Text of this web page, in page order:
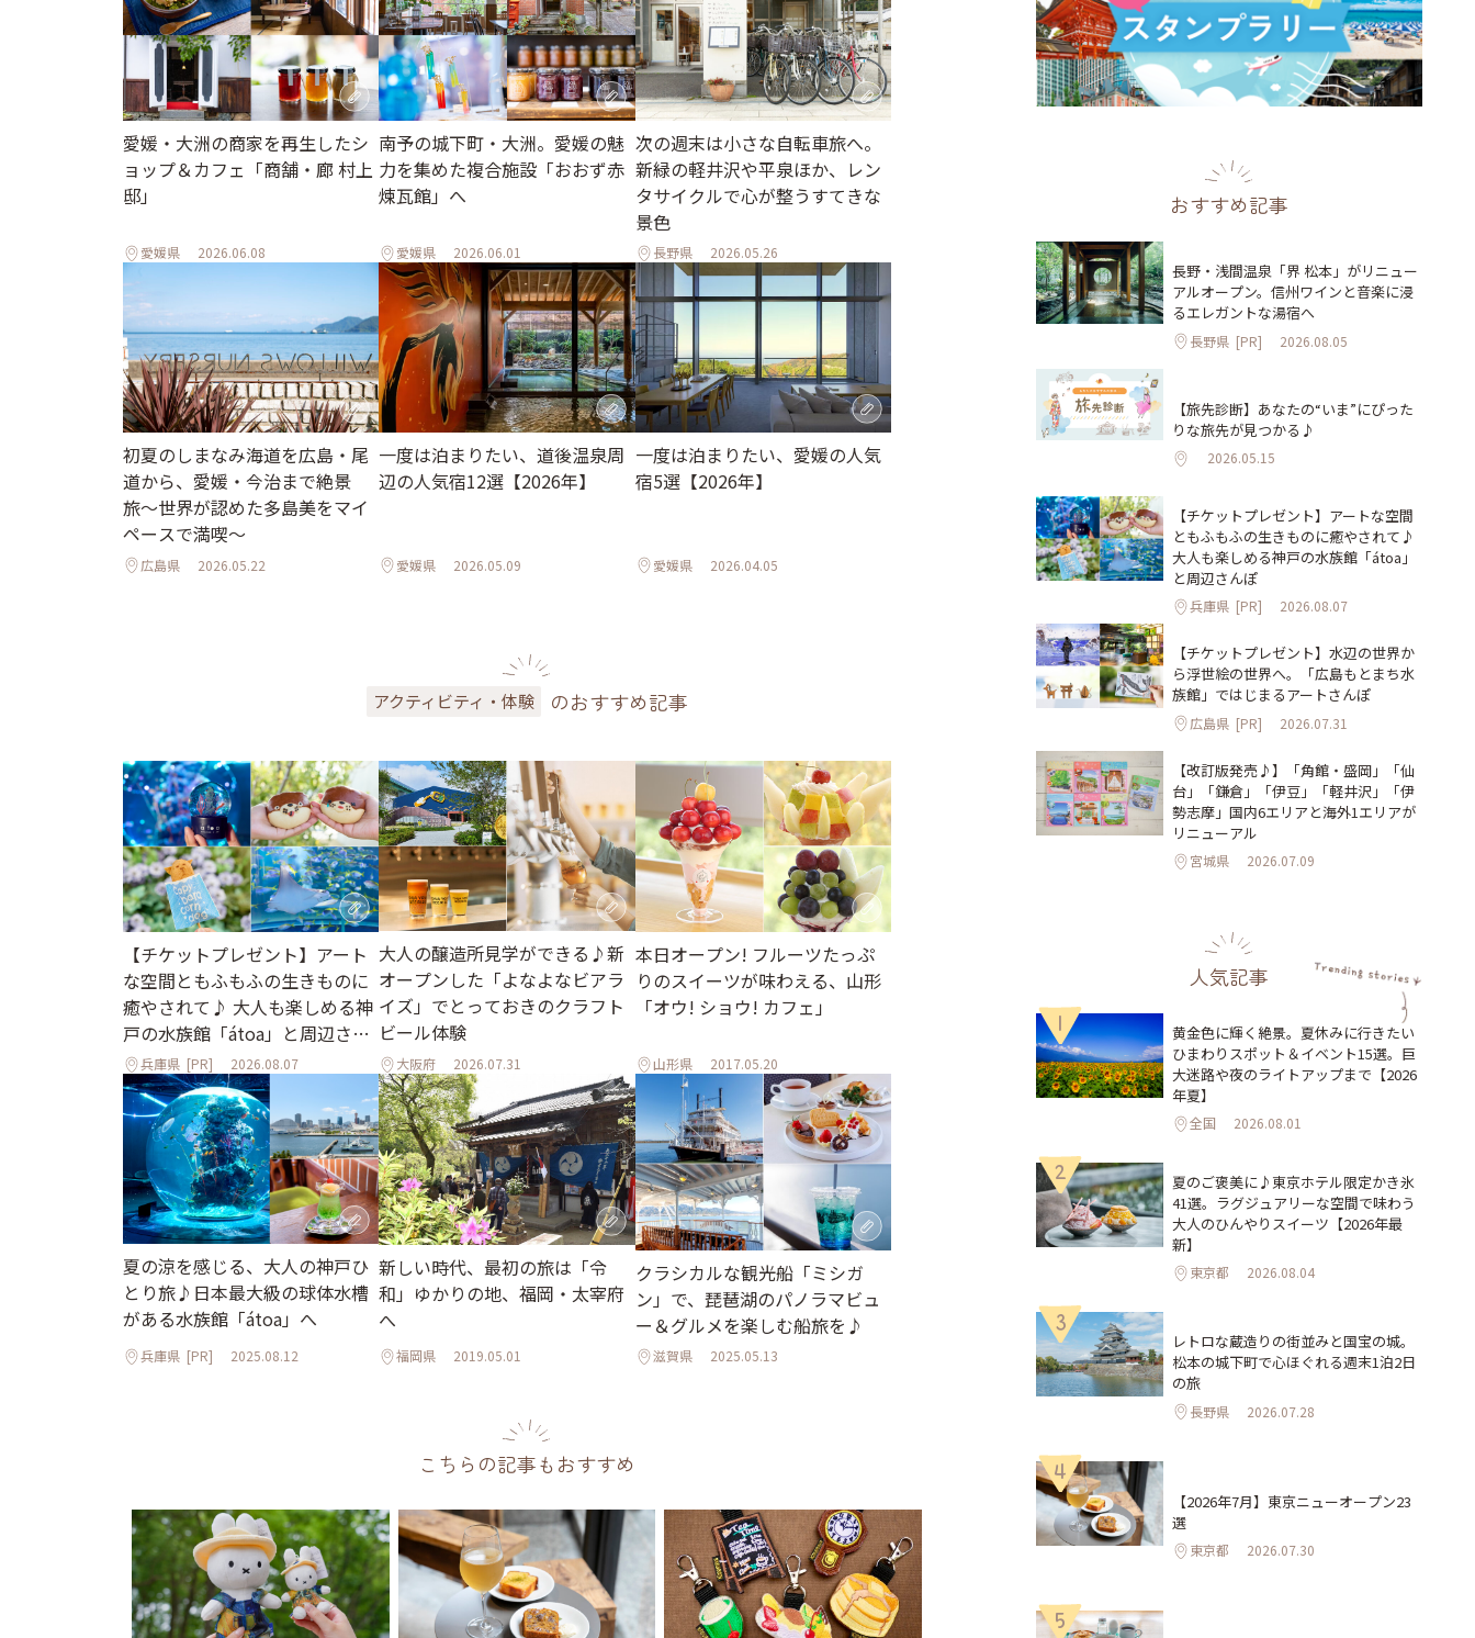
愛媛・大洲の商家を再生したシ
ョップ＆カフェ「商舗・廊 村上
邸」
愛媛県 2026.06.08
南予の城下町・大洲。愛媛の魅
力を集めた複合施設「おおず赤
煉瓦館」へ
愛媛県 2026.06.01
次の週末は小さな自転車旅へ。
新緑の軽井沢や平泉ほか、レン
タサイクルで心が整うすてきな
景色
長野県 2026.05.26
初夏のしまなみ海道を広島・尾
道から、愛媛・今治まで絶景
旅〜世界が認めた多島美をマイ
ペースで満喫〜
広島県 2026.05.22
一度は泊まりたい、道後温泉周
辺の人気宿12選【2026年】
愛媛県 2026.05.09
一度は泊まりたい、愛媛の人気
宿5選【2026年】
愛媛県 2026.04.05
アクティビティ・体験 のおすすめ記事
【チケットプレゼント】アート
な空間ともふもふの生きものに
癒やされて♪ 大人も楽しめる神
戸の水族館「átoa」と周辺さん
ぽ兵庫県 [PR] 2026.08.07
大人の醸造所見学ができる♪新
オープンした「よなよなビアラ
イズ」でとっておきのクラフト
ビール体験
大阪府 2026.07.31
本日オープン! フルーツたっぷ
りのスイーツが味わえる、山形
「オウ! ショウ! カフェ」
山形県 2017.05.20
夏の涼を感じる、大人の神戸ひ
とり旅♪日本最大級の球体水槽
がある水族館「átoa」へ
兵庫県 [PR] 2025.08.12
新しい時代、最初の旅は「令
和」ゆかりの地、福岡・太宰府
へ
福岡県 2019.05.01
クラシカルな観光船「ミシガ
ン」で、琵琶湖のパノラマビュ
ー＆グルメを楽しむ船旅を♪
滋賀県 2025.05.13
こちらの記事もおすすめ
おすすめ記事
長野・浅間温泉「界 松本」がリニュー
アルオープン。信州ワインと音楽に浸
るエレガントな湯宿へ
長野県 [PR] 2026.08.05
【旅先診断】あなたの“いま”にぴった
りな旅先が見つかる♪
2026.05.15
【チケットプレゼント】アートな空間
ともふもふの生きものに癒やされて♪
大人も楽しめる神戸の水族館「átoa」
と周辺さんぽ
兵庫県 [PR] 2026.08.07
【チケットプレゼント】水辺の世界か
ら浮世絵の世界へ。「広島もとまち水
族館」ではじまるアートさんぽ
広島県 [PR] 2026.07.31
【改訂版発売♪】「角館・盛岡」「仙
台」「鎌倉」「伊豆」「軽井沢」「伊
勢志摩」国内6エリアと海外1エリアが
リニューアル
宮城県 2026.07.09
人気記事
1
黄金色に輝く絶景。夏休みに行きたい
ひまわりスポット＆イベント15選。巨
大迷路や夜のライトアップまで【2026
年夏】
全国 2026.08.01
2
夏のご褒美に♪東京ホテル限定かき氷
41選。ラグジュアリーな空間で味わう
大人のひんやりスイーツ【2026年最
新】
東京都 2026.08.04
3
レトロな蔵造りの街並みと国宝の城。
松本の城下町で心ほぐれる週末1泊2日
の旅
長野県 2026.07.28
4
【2026年7月】東京ニューオープン23
選
東京都 2026.07.30
5